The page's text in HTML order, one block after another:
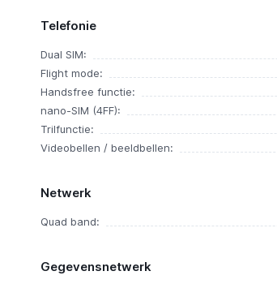
Telefonie
Dual SIM:
Flight mode:
Handsfree functie:
nano-SIM (4FF):
Trilfunctie:
Videobellen / beeldbellen:
Netwerk
Quad band:
Gegevensnetwerk